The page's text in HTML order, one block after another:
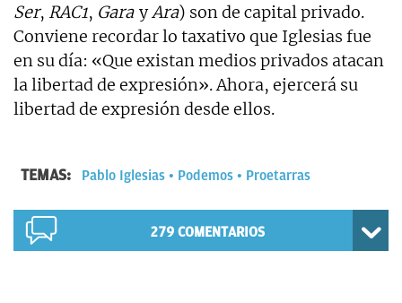
Ser, RAC1, Gara yAra) son de capital privado.
Conviene recordar lo taxativo que Iglesias fue
en su día: «Que existan medios privados atacan
la libertad de expresión». Ahora, ejercerá su
libertad de expresión desde ellos.
TEMAS: Pablo Iglesias Podemos Proetarras
279 COMENTARIOS